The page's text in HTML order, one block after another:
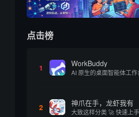
点击榜
1 WorkBuddy
2 神爪在手，龙虾我有